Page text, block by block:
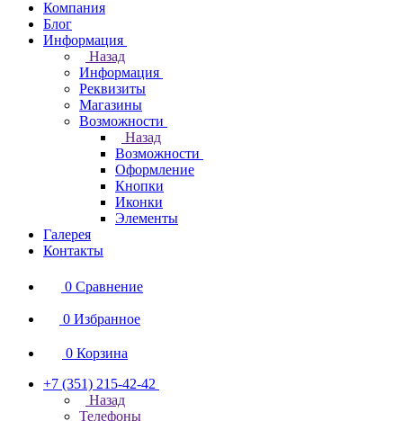
Компания
Блог
Информация
Назад
Информация
Реквизиты
Магазины
Возможности
Назад
Возможности
Оформление
Кнопки
Иконки
Элементы
Галерея
Контакты
0 Сравнение
0 Избранное
0 Корзина
+7 (351) 215-42-42
Назад
Телефоны